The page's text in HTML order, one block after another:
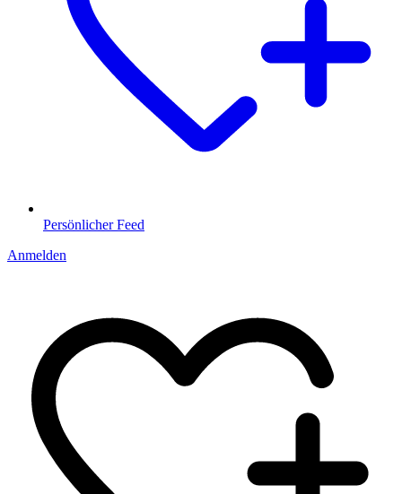
Persönlicher Feed
Anmelden